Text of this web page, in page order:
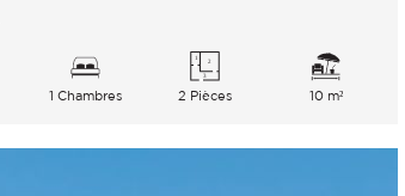
1 Chambres 2 Pièces 10 m²